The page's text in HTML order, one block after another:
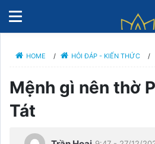
HOME / HỎI ĐÁP - KIẾN THỨC /
Mệnh gì nên thờ
Tát